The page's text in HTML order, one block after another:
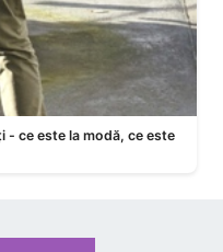
ce este la modă, ce este